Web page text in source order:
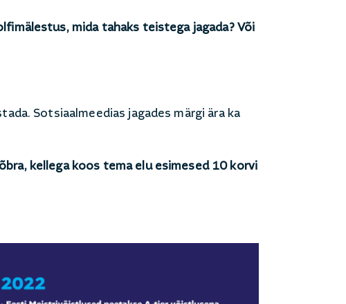
mida tahaks teistega jagada? Või
Sotsiaalmeedias jagades märgi ära ka
kellega koos tema elu esimesed 10 korvi